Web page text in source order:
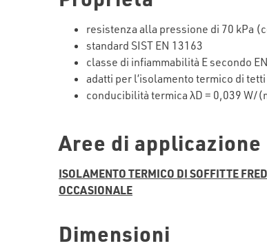
resistenza alla pressione di 70 kPa
standard SIST EN 13163
classe di infiammabilità E secondo
adatti per l’isolamento termico di
conducibilità termica λD = 0,039 W/
Aree di applicazione
ISOLAMENTO TERMICO DI SOFFITTE
OCCASIONALE
Dimensioni